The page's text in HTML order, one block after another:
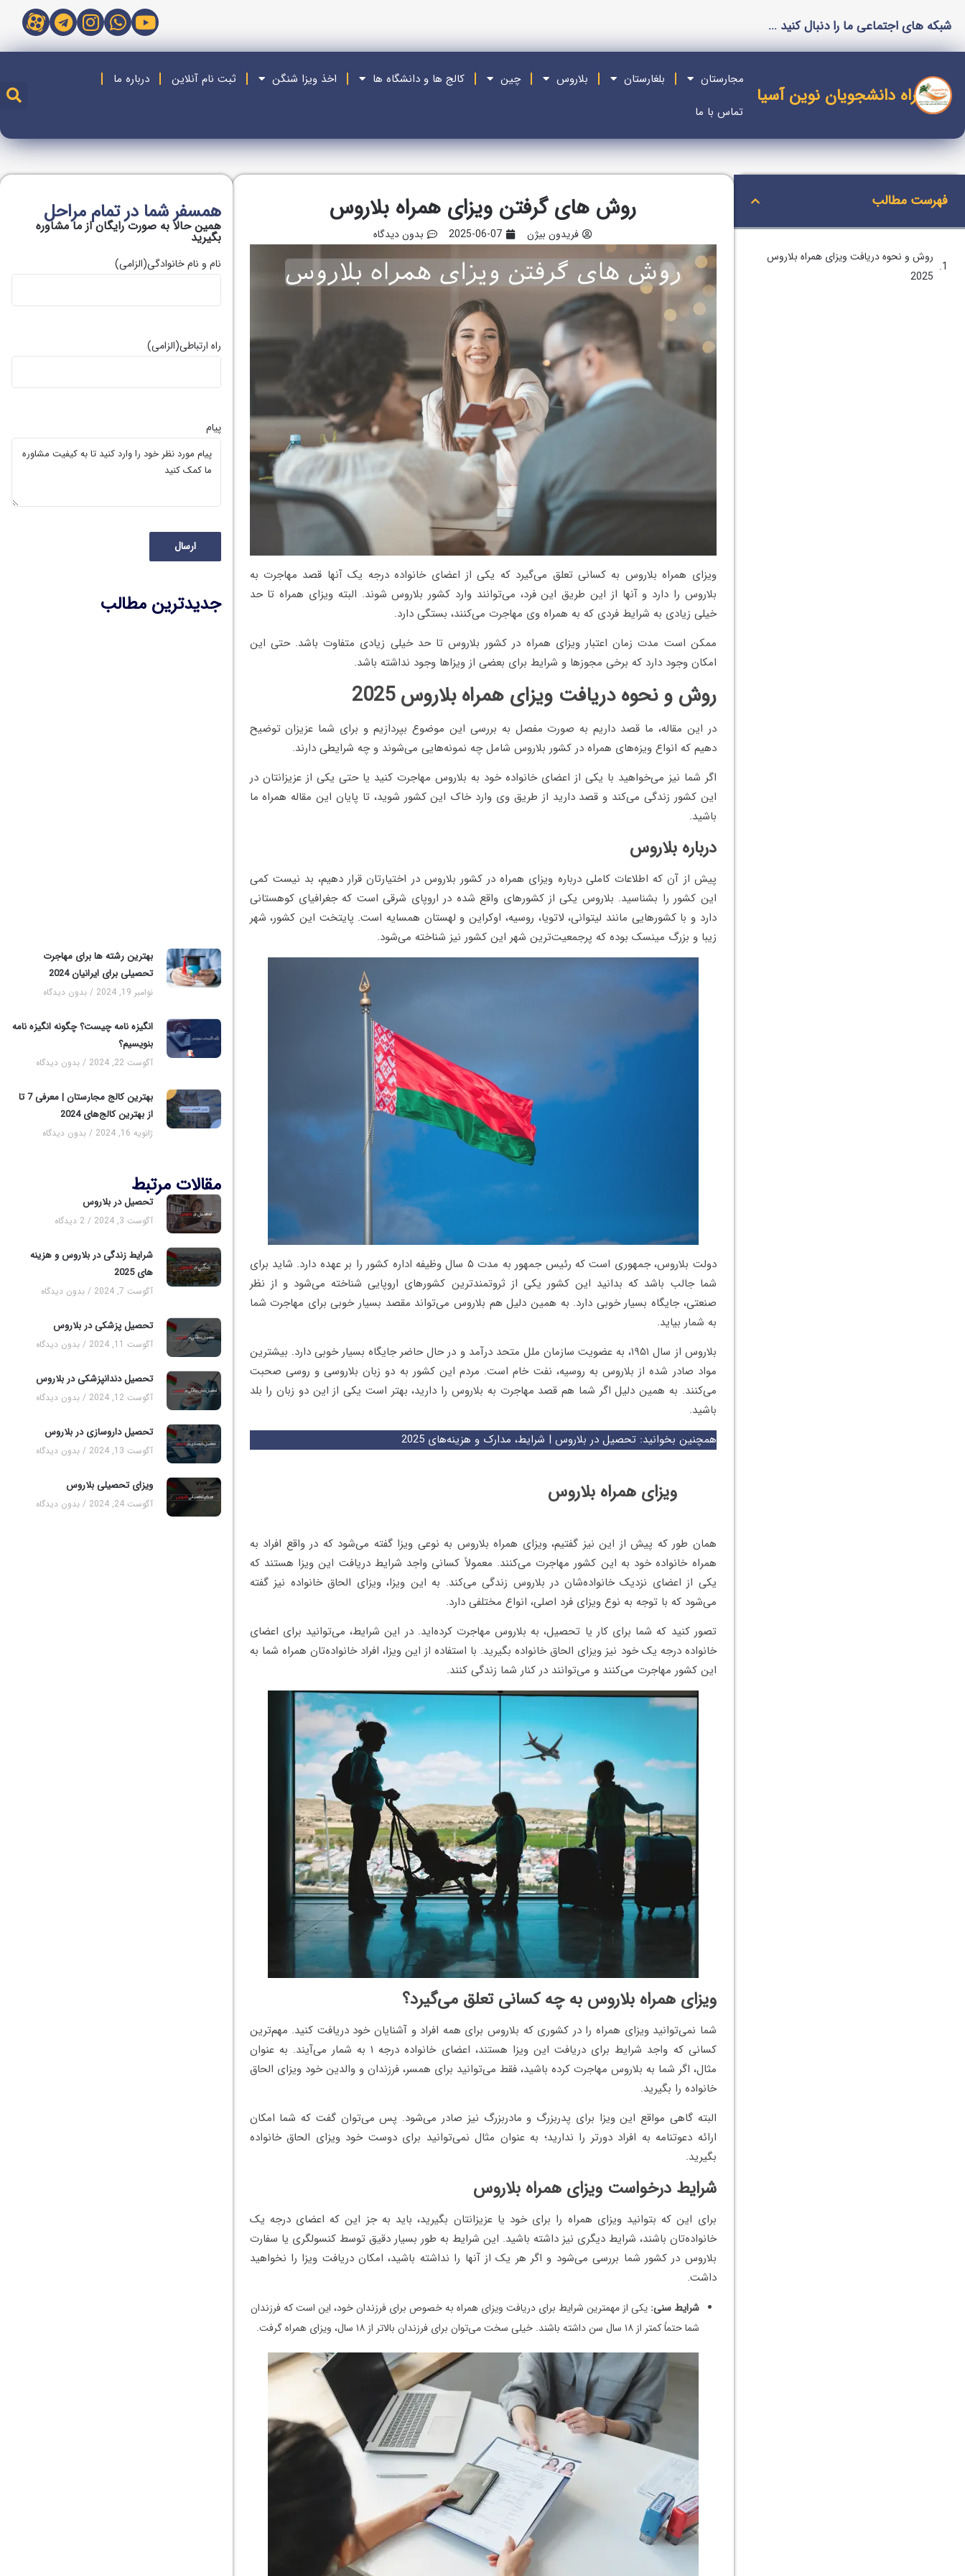
شبکه های اجتماعی ما را دنبال کنید ...
راه دانشجویان نوین آسیا
مجارستان بلغارستان بلاروس چین کالج ها و دانشگاه ها اخذ ویزا شنگن ثبت نام آنلاین
درباره ما
تماس با ما
فهرست مطالب
روش و نحوه دریافت ویزای همراه بلاروس
2025
روش های گرفتن ویزای همراه بلاروس
فریدون بیژن 2025-06-07 بدون دیدگاه
ویزای همراه بلاروس به کسانی تعلق می‌گیرد که یکی از اعضای خانواده درجه یک آنها قصد مهاجرت به
بلاروس را دارد و آنها از این طریق این فرد، می‌توانند وارد کشور بلاروس شوند. البته ویزای همراه تا حد
خیلی زیادی به شرایط فردی که به همراه وی مهاجرت می‌کنند، بستگی دارد.
ممکن است مدت زمان اعتبار ویزای همراه در کشور بلاروس تا حد خیلی زیادی متفاوت باشد. حتی این
امکان وجود دارد که برخی مجوزها و شرایط برای بعضی از ویزاها وجود نداشته باشد.
روش و نحوه دریافت ویزای همراه بلاروس 2025
در این مقاله، ما قصد داریم به صورت مفصل به بررسی این موضوع بپردازیم و برای شما عزیزان توضیح
دهیم که انواع ویزه‌های همراه در کشور بلاروس شامل چه نمونه‌هایی می‌شوند و چه شرایطی دارند.
اگر شما نیز می‌خواهید با یکی از اعضای خانواده خود به بلاروس مهاجرت کنید یا حتی یکی از عزیزانتان در
این کشور زندگی می‌کند و قصد دارید از طریق وی وارد خاک این کشور شوید، تا پایان این مقاله همراه ما
باشید.
درباره بلاروس
پیش از آن که اطلاعات کاملی درباره ویزای همراه در کشور بلاروس در اختیارتان قرار دهیم، بد نیست کمی
این کشور را بشناسید. بلاروس یکی از کشورهای واقع شده در اروپای شرقی است که جغرافیای کوهستانی
دارد و با کشورهایی مانند لیتوانی، لاتویا، روسیه، اوکراین و لهستان همسایه است. پایتخت این کشور، شهر
زیبا و بزرگ مینسک بوده که پرجمعیت‌ترین شهر این کشور نیز شناخته می‌شود.
دولت بلاروس، جمهوری است که رئیس جمهور به مدت ۵ سال وظیفه اداره کشور را بر عهده دارد. شاید برای
شما جالب باشد که بدانید این کشور یکی از ثروتمندترین کشورهای اروپایی شناخته می‌شود و از نظر
صنعتی، جایگاه بسیار خوبی دارد. به همین دلیل هم بلاروس می‌تواند مقصد بسیار خوبی برای مهاجرت شما
به شمار بیاید.
بلاروس از سال ۱۹۵۱، به عضویت سازمان ملل متحد درآمد و در حال حاضر جایگاه بسیار خوبی دارد. بیشترین
مواد صادر شده از بلاروس به روسیه، نفت خام است. مردم این کشور به دو زبان بلاروسی و روسی صحبت
می‌کنند. به همین دلیل اگر شما هم قصد مهاجرت به بلاروس را دارید، بهتر است یکی از این دو زبان را بلد
باشید.
همچنین بخوانید:تحصیل در بلاروس | شرایط، مدارک و هزینه‌های 2025
ویزای همراه بلاروس
همان طور که پیش از این نیز گفتیم، ویزای همراه بلاروس به نوعی ویزا گفته می‌شود که در واقع افراد به
همراه خانواده خود به این کشور مهاجرت می‌کنند. معمولاً کسانی واجد شرایط دریافت این ویزا هستند که
یکی از اعضای نزدیک خانواده‌شان در بلاروس زندگی می‌کند. به این ویزا، ویزای الحاق خانواده نیز گفته
می‌شود که با توجه به نوع ویزای فرد اصلی، انواع مختلفی دارد.
تصور کنید که شما برای کار یا تحصیل، به بلاروس مهاجرت کرده‌اید. در این شرایط، می‌توانید برای اعضای
خانواده درجه یک خود نیز ویزای الحاق خانواده بگیرید. با استفاده از این ویزا، افراد خانواده‌تان همراه شما به
این کشور مهاجرت می‌کنند و می‌توانند در کنار شما زندگی کنند.
ویزای همراه بلاروس به چه کسانی تعلق می‌گیرد؟
شما نمی‌توانید ویزای همراه را در کشوری که بلاروس برای همه افراد و آشنایان خود دریافت کنید. مهم‌ترین
کسانی که واجد شرایط برای دریافت این ویزا هستند، اعضای خانواده درجه ۱ به شمار می‌آیند. به عنوان
مثال، اگر شما به بلاروس مهاجرت کرده باشید، فقط می‌توانید برای همسر، فرزندان و والدین خود ویزای الحاق
خانواده را بگیرید.
البته گاهی مواقع این ویزا برای پدربزرگ و مادربزرگ نیز صادر می‌شود. پس می‌توان گفت که شما امکان
ارائه دعوتنامه به افراد دورتر را ندارید؛ به عنوان مثال نمی‌توانید برای دوست خود ویزای الحاق خانواده
بگیرید.
شرایط درخواست ویزای همراه بلاروس
برای این که بتوانید ویزای همراه را برای خود یا عزیزانتان بگیرید، باید به جز این که اعضای درجه یک
خانواده‌تان باشند، شرایط دیگری نیز داشته باشید. این شرایط به طور بسیار دقیق توسط کنسولگری یا سفارت
بلاروس در کشور شما بررسی می‌شود و اگر هر یک از آنها را نداشته باشید، امکان دریافت ویزا را نخواهید
داشت.
شرایط سنی: یکی از مهمترین شرایط برای دریافت ویزای همراه به خصوص برای فرزندان خود، این است که فرزندان
شما حتماً کمتر از ۱۸ سال سن داشته باشند. خیلی سخت می‌توان برای فرزندان بالاتر از ۱۸ سال، ویزای همراه گرفت.
همسفر شما در تمام مراحل
همین حالا به صورت رایگان از ما مشاوره
بگیريد
نام و نام خانوادگی(الزامی)
راه ارتباطی(الزامی)
پیام
جدیدترین مطالب
بهترین رشته ها برای مهاجرت
تحصیلی برای ایرانیان 2024
نوامبر 19, 2024 بدون دیدگاه
انگیزه نامه چیست؟ چگونه انگیزه نامه
بنویسیم؟
آگوست 22, 2024 بدون دیدگاه
بهترین کالج مجارستان | معرفی 7 تا
از بهترین کالج‌های 2024
ژانویه 16, 2024 بدون دیدگاه
مقالات مرتبط
تحصیل در بلاروس
آگوست 3, 2024 2 دیدگاه
شرایط زندگی در بلاروس و هزینه
های 2025
آگوست 7, 2024 بدون دیدگاه
تحصیل پزشکی در بلاروس
آگوست 11, 2024 بدون دیدگاه
تحصیل دندانپزشکی در بلاروس
آگوست 12, 2024 بدون دیدگاه
تحصیل داروسازی در بلاروس
آگوست 13, 2024 بدون دیدگاه
ویزای تحصیلی بلاروس
آگوست 24, 2024 بدون دیدگاه